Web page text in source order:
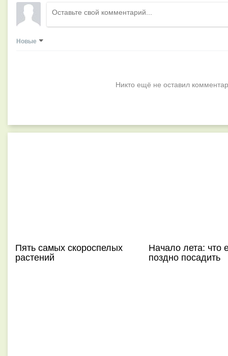
Новые
Никто ещё не оставил
Пять самых скороспелых
растений
Начало лета: что
поздно посадить